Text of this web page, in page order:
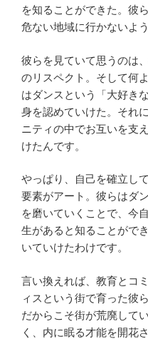
を知ることができた。彼
危ない地域に行かないよ
彼らを見ていて思うのは
のリスペクト。そして何
はダンスという「大好き
身を認めていけた。それ
ニティの中でお互いを支
けたんです。
やっぱり、自己を確立し
要素がアート。彼らはダ
を磨いていくことで、今
生があると知ることがで
いていけたわけです。
言い換えれば、教育とコ
ィスという街で育った彼
だからこそ街が荒廃して
く、内に眠る才能を開花